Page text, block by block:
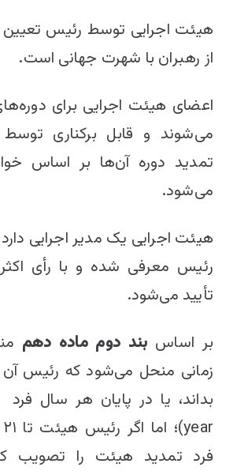
هیئت اجرایی توسط رئیس
از رهبران با شهرت جهانی است.
اعضای هیئت اجرایی برای
می‌شوند و قابل برکناری
تمدید دوره آن‌ها بر اساس
می‌شود.
هیئت اجرایی یک مدیر اجرایی
رئیس معرفی شده و با رأی
تأیید می‌شود.
بر اساس بند دوم ماده دهم
زمانی منحل می‌شود که رئیس
فرد تمدید هیئت را تصویب